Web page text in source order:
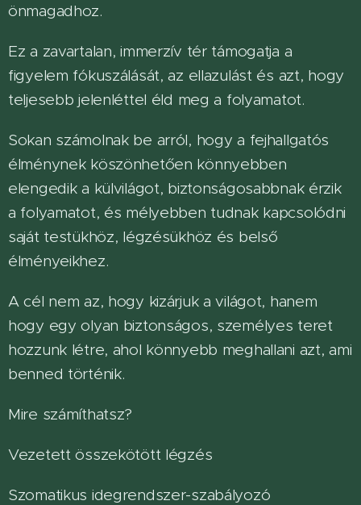
önmagadhoz.
Ez a zavartalan, immerzív tér támogatja a
figyelem fókuszálását, az ellazulást és azt, hogy
teljesebb jelenléttel éld meg a folyamatot.
Sokan számolnak be arról, hogy a fejhallgatós
élménynek köszönhetően könnyebben
elengedik a külvilágot, biztonságosabbnak érzik
a folyamatot, és mélyebben tudnak kapcsolódni
saját testükhöz, légzésükhöz és belső
élményeikhez.
A cél nem az, hogy kizárjuk a világot, hanem
hogy egy olyan biztonságos, személyes teret
hozzunk létre, ahol könnyebb meghallani azt, ami
benned történik.
Mire számíthatsz?
Vezetett összekötött légzés
Szomatikus idegrendszer-szabályozó